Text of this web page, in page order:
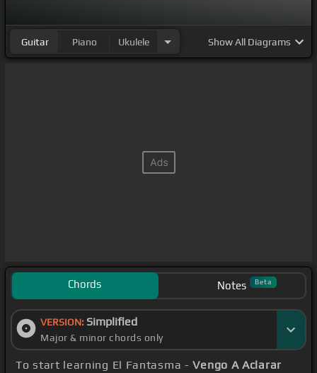
Guitar Piano Ukulele ShowAll Diagrams
Chords Notes Beta
VERSION: Simplified
Major & minor chords only
To start learning El Fantasma -Vengo A Aclarar